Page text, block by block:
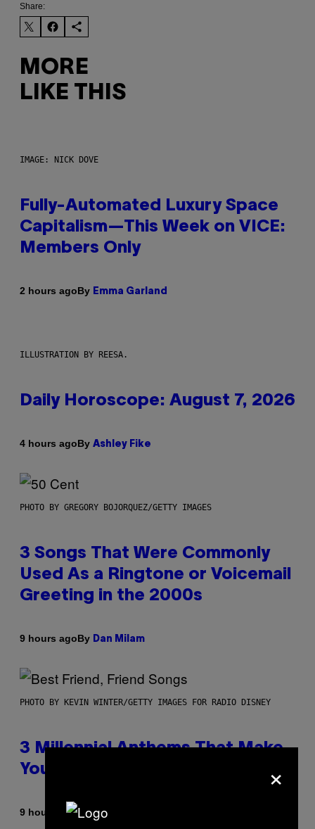
Share:
MORE
LIKE THIS
IMAGE: NICK DOVE
Fully-Automated Luxury Space
Capitalism—This Week on VICE:
Members Only
2 hours agoBy Emma Garland
ILLUSTRATION BY REESA.
Daily Horoscope: August 7, 2026
4 hours agoBy Ashley Fike
PHOTO BY GREGORY BOJORQUEZ/GETTY IMAGES
3 Songs That Were Commonly
Used As a Ringtone or Voicemail
Greeting in the 2000s
9 hours agoBy Dan Milam
PHOTO BY KEVIN WINTER/GETTY IMAGES FOR RADIO DISNEY
3 Millennial Anthems That Make
You Think of Your Best Friend
9 hours ago ByLauren Boisvert
×